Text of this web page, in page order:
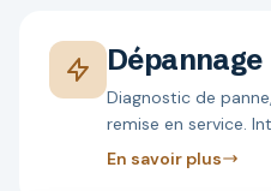
Dépannage
Diagnostic de
remise en service.
En savoir plus